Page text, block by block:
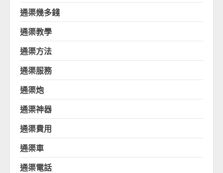
通渠幾多錢
通渠教學
通渠方法
通渠服務
通渠炮
通渠神器
通渠費用
通渠車
通渠電話